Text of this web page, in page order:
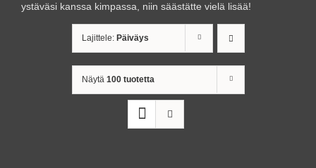
ystäväsi kanssa kimpassa, niin säästätte vielä lisää!
Lajittele: Päiväys
Näytä 100 tuotetta